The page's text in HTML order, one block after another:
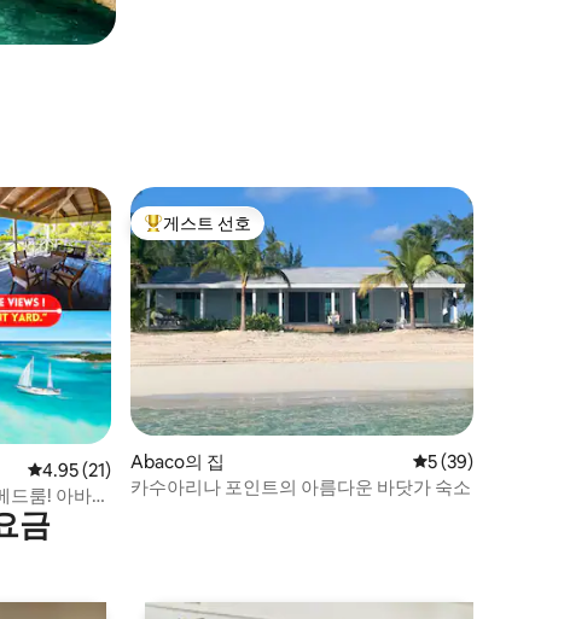
평점 4.95점(5점 만점), 후기 21개
4.95 (21)
드룸! 아바코
상위 게스트 선호
게스트 선호
Abaco의 집 평점 5점(5점 만점
5 (39)
카수아리나 포인트의 아름다운 바닷가 숙소
금